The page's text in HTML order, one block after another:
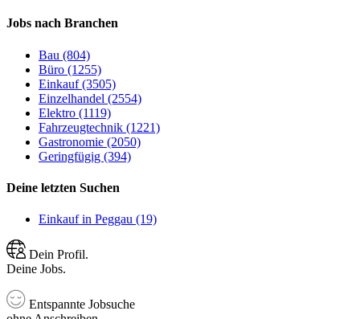
Jobs nach Branchen
Bau (804)
Büro (1255)
Einkauf (3505)
Einzelhandel (2554)
Elektro (1119)
Fahrzeugtechnik (1221)
Gastronomie (2050)
Geringfügig (394)
Deine letzten Suchen
Einkauf in Peggau (19)
Dein Profil.
Deine Jobs.
Entspannte Jobsuche